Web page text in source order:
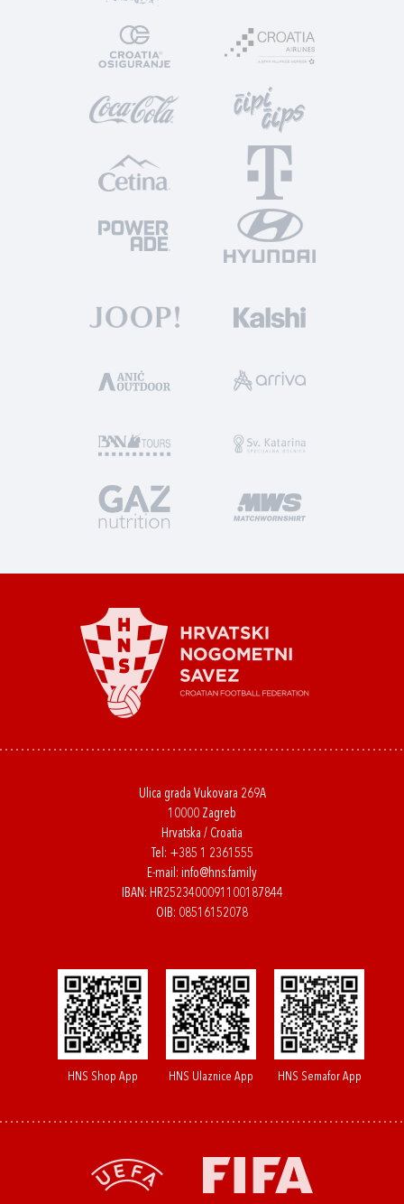
Ulica grada Vukovara 269A
10000 Zagreb
Hrvatska / Croatia
Tel: +385 1 2361555
E-mail: info@hns.family
IBAN: HR2523400091100187844
OIB: 08516152078
HNS Shop App HNS Ulaznice App HNS Semafor App